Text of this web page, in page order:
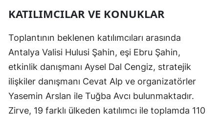
KATILIMCILAR VE KONUKLAR
Toplantının beklenen katılımcıları arasında
Antalya Valisi Hulusi Şahin, eşi Ebru Şahin,
etkinlik danışmanı Aysel Dal Cengiz, stratejik
ilişkiler danışmanı Cevat Alp ve organizatörler
Yasemin Arslan ile Tuğba Avcı bulunmaktadır.
Zirve, 19 farklı ülkeden katılımcı ile toplamda 110